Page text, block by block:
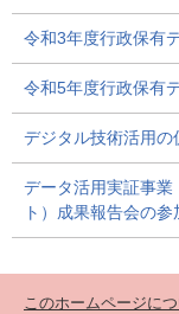
令和3年度行政保有
令和5年度行政保有
デジタル技術活用の
データ活用実証事業
ト）成果報告会の
このホームページに